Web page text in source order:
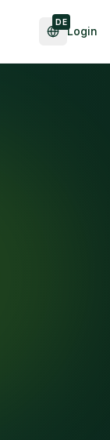
DE
Login